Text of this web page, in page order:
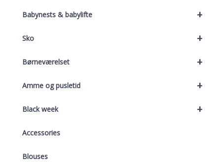
+
Babynests & babylifte
+
Sko
+
Børneværelset
+
Amme og pusletid
+
Black week
Accessories
Blouses